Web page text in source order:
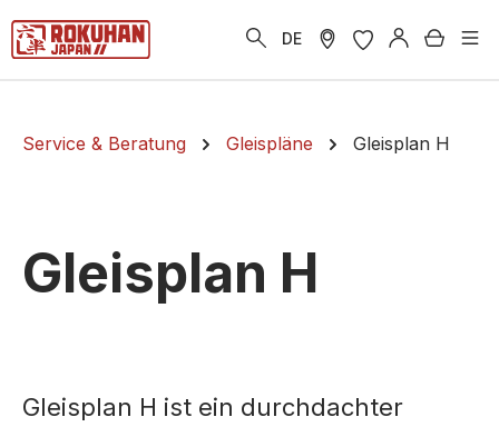
springen DE
Service & Beratung Gleispläne Gleisplan H
Gleisplan H
Gleisplan H ist ein durchdachter